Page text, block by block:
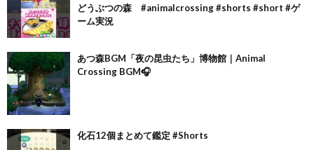
どうぶつの森 #animalcrossing #shorts #short #ゲ
ーム実況
あつ森BGM「夜の昆虫たち」博物館｜Animal
Crossing BGM🎧
化石12個まとめて鑑定 #Shorts